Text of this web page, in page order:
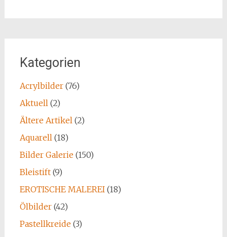
Kategorien
Acrylbilder(76)
Aktuell(2)
Ältere Artikel(2)
Aquarell(18)
Bilder Galerie(150)
Bleistift(9)
EROTISCHE MALEREI(18)
Ölbilder(42)
Pastellkreide(3)